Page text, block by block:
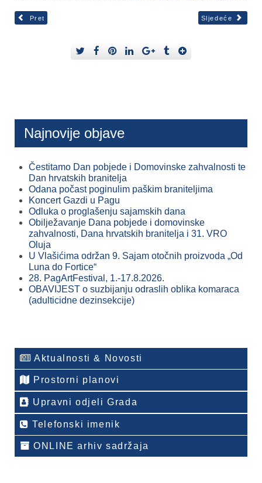
Pret Sljedeće
Najnovije objave
Čestitamo Dan pobjede i Domovinske zahvalnosti te
Dan hrvatskih branitelja
Odana počast poginulim paškim braniteljima
Koncert Gazdi u Pagu
Odluka o proglašenju sajamskih dana
Obilježavanje Dana pobjede i domovinske
zahvalnosti, Dana hrvatskih branitelja i 31. VRO
Oluja
U Vlašićima održan 9. Sajam otočnih proizvoda „Od
Luna do Fortice“
28. PagArtFestival, 1.-17.8.2026.
OBAVIJEST o suzbijanju odraslih oblika komaraca
(adulticidne dezinsekcije)
Aktualnosti & Novosti
Prostorni planovi
Upravni odjeli Grada
Telefonski imenik
ONLINE arhiv sadržaja